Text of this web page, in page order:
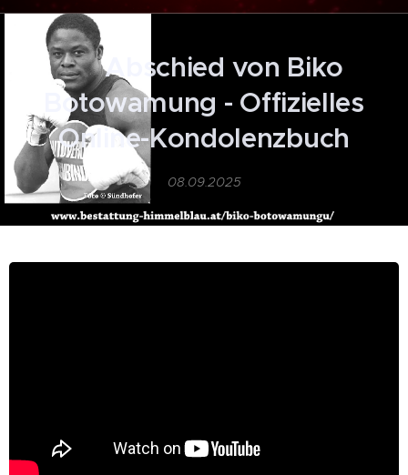
🕊️ Abschied von Biko
Botowamung - Offizielles
Online-Kondolenzbuch
08.09.2025